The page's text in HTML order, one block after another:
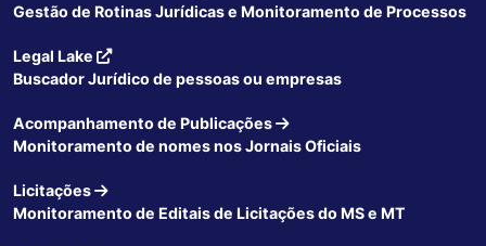
Gestão de Rotinas Jurídicas e Monitoramento de Processos
Legal Lake
Buscador Jurídico de pessoas ou empresas
Acompanhamento de Publicações
Monitoramento de nomes nos Jornais Oficiais
Licitações
Monitoramento de Editais de Licitações do MS e MT